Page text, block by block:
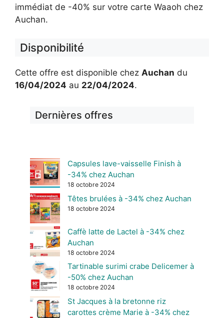
immédiat de -40% sur votre carte Waaoh chez
Auchan.
Disponibilité
Cette offre est disponible chez Auchan du
16/04/2024 au 22/04/2024.
Dernières offres
Capsules lave-vaisselle Finish à
-34% chez Auchan
18 octobre 2024
Têtes brulées à -34% chez Auchan
18 octobre 2024
Caffè latte de Lactel à -34% chez
Auchan
18 octobre 2024
Tartinable surimi crabe Delicemer à
-50% chez Auchan
18 octobre 2024
St Jacques à la bretonne riz
carottes crème Marie à -34% chez